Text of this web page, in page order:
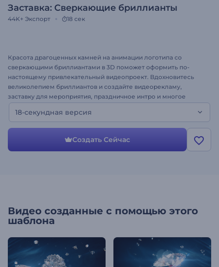
Заставка: Сверкающие бриллианты
44K+ Экспорт 18 сек
Красота драгоценных камней на анимации логотипа со
сверкающими бриллиантами в 3D поможет оформить по-
настоящему привлекательный видеопроект. Вдохновитесь
великолепием бриллиантов и создайте видеорекламу,
заставку для мероприятия, праздничное интро и многое
другое. Загрузите свой логотип, и ваше видео с роскошным
дизайном будет готово за пару минут!
18-секундная версия
Создать Сейчас
Видео созданные с помощью этого
шаблона